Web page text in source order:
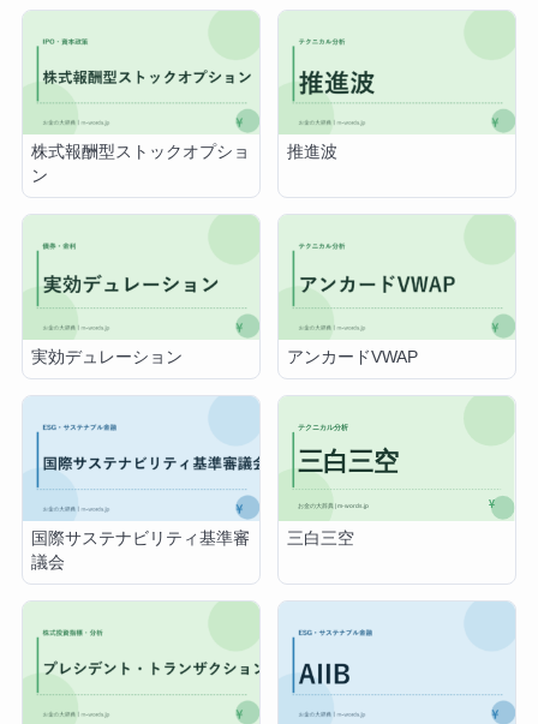
株式報酬型ストックオプショ
ン
推進波
実効デュレーション アンカードVWAP
国際サステナビリティ基準審
議会
三白三空